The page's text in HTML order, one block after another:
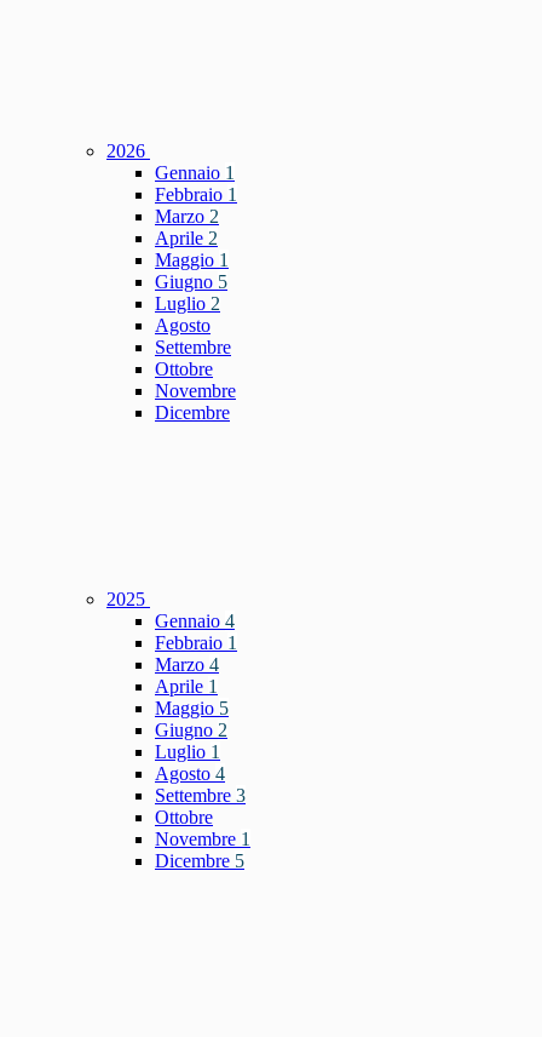
2026
Gennaio 1
Febbraio 1
Marzo 2
Aprile 2
Maggio 1
Giugno 5
Luglio 2
Agosto
Settembre
Ottobre
Novembre
Dicembre
2025
Gennaio 4
Febbraio 1
Marzo 4
Aprile 1
Maggio 5
Giugno 2
Luglio 1
Agosto 4
Settembre 3
Ottobre
Novembre 1
Dicembre 5